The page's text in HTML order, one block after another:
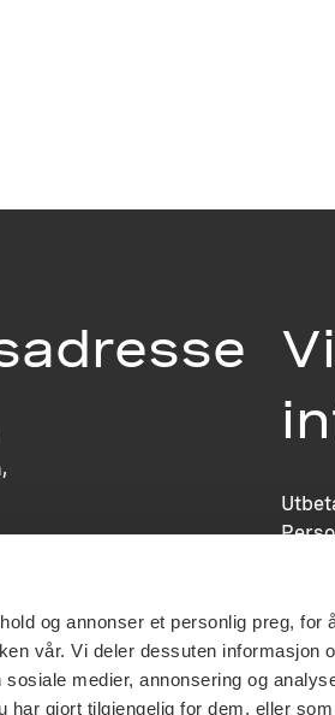
og annonser et personlig preg, for
vår. Vi deler dessuten informasjon
medier, annonsering og
har gjort tilgjengelig for dem, eller
Last